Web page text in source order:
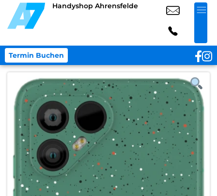
Handyshop Ahrensfelde
Termin Buchen